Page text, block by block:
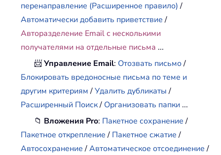
перенаправление (Расширенное правило)/
Автоматически добавить приветствие/
Авторазделение Email с несколькими
получателями на отдельные письма ...
📨Управление Email: Отозвать письмо/
Блокировать вредоносные письма по теме и
другим критериям/Удалить дубликаты/
Расширенный Поиск/ Организовать папки ...
📁 Вложения Pro: Пакетное сохранение/
Пакетное открепление/ Пакетное сжатие/
Автосохранение/Автоматическое отсоединение/